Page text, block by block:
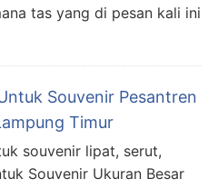
tas yang di pesan kali ini
Souvenir Pesantren
Timur
souvenir lipat, serut,
Souvenir Ukuran Besar